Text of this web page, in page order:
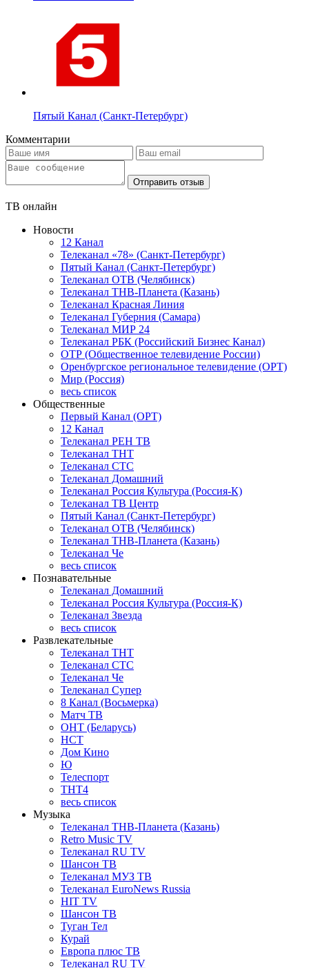
Пятый Канал (Санкт-Петербург)
Комментарии
Отправить отзыв
ТВ онлайн
Новости
12 Канал
Телеканал «78» (Санкт-Петербург)
Пятый Канал (Санкт-Петербург)
Телеканал ОТВ (Челябинск)
Телеканал ТНВ-Планета (Казань)
Телеканал Красная Линия
Телеканал Губерния (Самара)
Телеканал МИР 24
Телеканал РБК (Российский Бизнес Канал)
ОТР (Общественное телевидение России)
Оренбургское региональное телевидение (ОРТ)
Мир (Россия)
весь список
Общественные
Первый Канал (ОРТ)
12 Канал
Телеканал РЕН ТВ
Телеканал ТНТ
Телеканал СТС
Телеканал Домашний
Телеканал Россия Культура (Россия-К)
Телеканал ТВ Центр
Пятый Канал (Санкт-Петербург)
Телеканал ОТВ (Челябинск)
Телеканал ТНВ-Планета (Казань)
Телеканал Че
весь список
Познавательные
Телеканал Домашний
Телеканал Россия Культура (Россия-К)
Телеканал Звезда
весь список
Развлекательные
Телеканал ТНТ
Телеканал СТС
Телеканал Че
Телеканал Супер
8 Канал (Восьмерка)
Матч ТВ
ОНТ (Беларусь)
НСТ
Дом Кино
Ю
Телеспорт
ТНТ4
весь список
Музыка
Телеканал ТНВ-Планета (Казань)
Retro Music TV
Телеканал RU TV
Шансон ТВ
Телеканал МУЗ ТВ
Телеканал EuroNews Russia
HIT TV
Шансон ТВ
Туган Тел
Курай
Европа плюс ТВ
Телеканал RU TV